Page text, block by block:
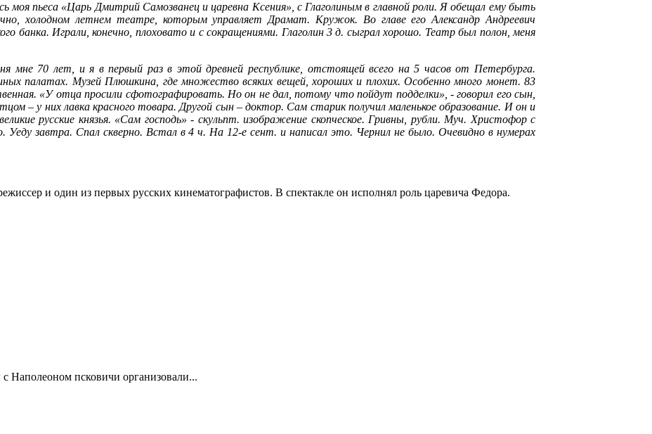
моя пьеса «Царь Дмитрий Самозванец и царевна Ксения», с Глаголиным в главной роли. Я обещал ему быть
холодном летнем театре, которым управляет Драмат. Кружок. Во главе его Александр Андреевич
банка. Играли, конечно, плоховато и с сокращениями. Глаголин 3 д. сыграл хорошо. Театр был полон, меня
мне 70 лет, и я в первый раз в этой древней республике, отстоящей всего на 5 часов от Петербурга.
палатах. Музей Плюшкина, где множество всяких вещей, хороших и плохих. Особенно много монет. 83
«У отца просили сфотографировать. Но он не дал, потому что пойдут подделки», - говорил его сын,
– у них лавка красного товара. Другой сын – доктор. Сам старик получил маленькое образование. И он и
русские князья. «Сам господь» - скульпт. изображение скопческое. Гривны, рубли. Муч. Христофор с
Уеду завтра. Спал скверно. Встал в 4 ч. На 12-е сент. и написал это. Чернил не было. Очевидно в нумерах
и один из первых русских кинематографистов. В спектакле он исполнял роль царевича Федора.
Наполеоном псковичи организовали...